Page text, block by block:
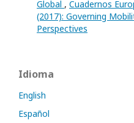
Global , Cuadernos
(2017): Governing
Perspectives
Idioma
English
Español